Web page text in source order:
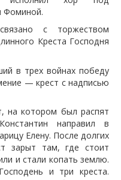
Фоминой.
с торжеством
Креста Господня
в трех войнах победу
— крест с надписью
на котором был распят
направил в
Елену. После долгих
зарыт там, где стоит
и стали копать землю.
и три креста.